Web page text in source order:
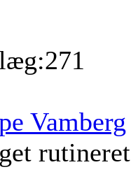
Vamberg
rutineret